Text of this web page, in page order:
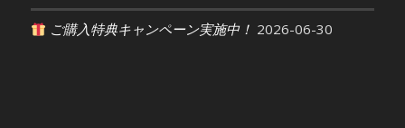
ご購入特典キャンペーン実施中！ 2026-06-30